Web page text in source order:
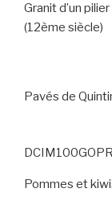
Granit d’un
(12ème siècle)
Pavés de
Pommes et